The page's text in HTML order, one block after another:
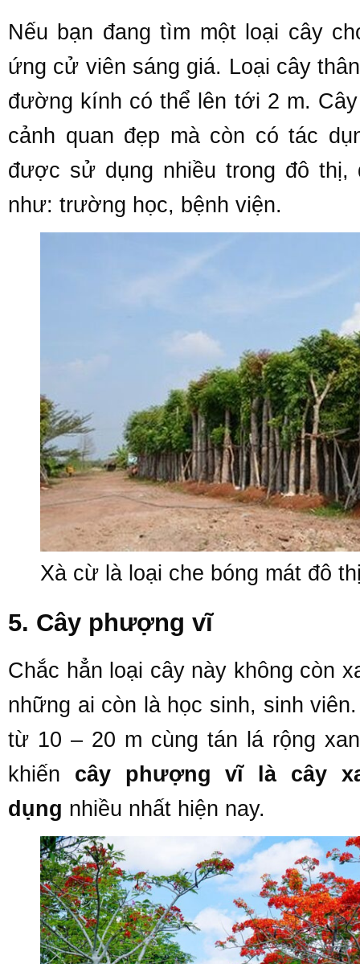
Nếu bạn đang tìm một loại cây
ứng cử viên sáng giá. Loại cây
đường kính có thể lên tới 2 m.
cảnh quan đẹp mà còn có tác
được sử dụng nhiều trong đô
như: trường học, bệnh viện.
Xà cừ là loại che bóng mát đô
5. Cây phượng vĩ
Chắc hẳn loại cây này không còn
những ai còn là học sinh, sinh
từ 10 – 20 m cùng tán lá rộng
khiến cây phượng vĩ là cây
dụng nhiều nhất hiện nay.